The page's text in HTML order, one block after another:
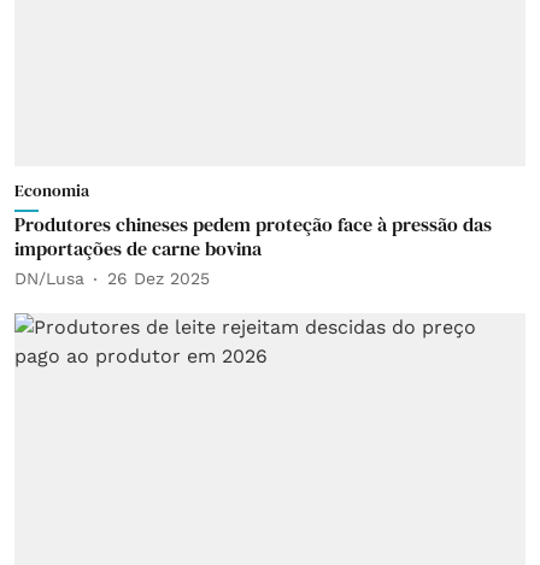
Economia
Produtores chineses pedem proteção face à pressão das
importações de carne bovina
DN/Lusa 26 Dez 2025